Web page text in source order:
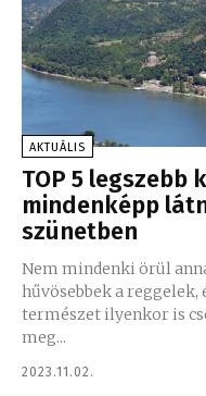
AKTUÁLIS
TOP 5 legszebb
mindenképp
szünetben
Nem mindenki örül
hűvösebbek a
természet ilyenkor is
meg...
2023.11.02.